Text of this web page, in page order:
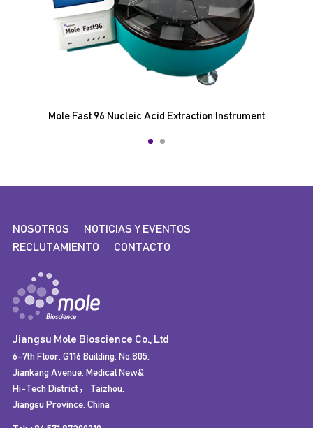
Mole Fast 96 Nucleic Acid Extraction Instrument
NOSOTROS
NOTICIAS Y EVENTOS
RECLUTAMIENTO
CONTACTO
Jiangsu Mole Bioscience Co., Ltd
6-7th Floor, G116 Building, No.805,
Jiankang Avenue, Medical New&
Hi-Tech District，Taizhou,
Jiangsu Province, China